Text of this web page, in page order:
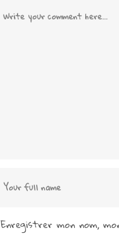
Enregistrer mon nom,